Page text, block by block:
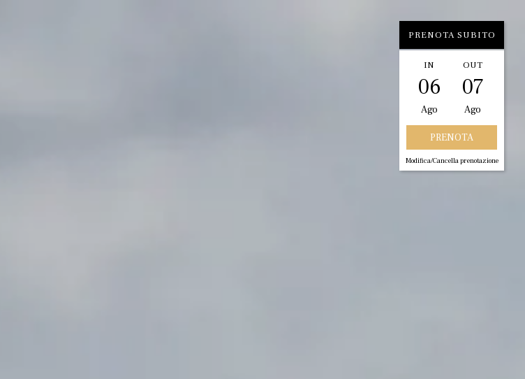
PRENOTA SUBITO
IN
06
Ago
OUT
07
Ago
Modifica/Cancella prenotazione